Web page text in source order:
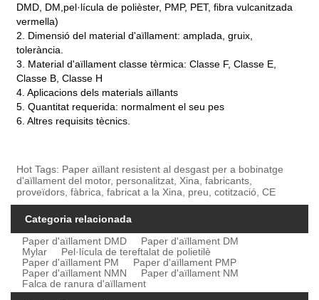
DMD, DM, pel·lícula de polièster, PMP, PET, fibra vulcanitzada
vermella)
2. Dimensió del material d'aïllament: amplada, gruix,
tolerància.
3. Material d'aïllament classe tèrmica: Classe F, Classe E,
Classe B, Classe H
4. Aplicacions dels materials aïllants
5. Quantitat requerida: normalment el seu pes
6. Altres requisits tècnics.
Hot Tags: Paper aïllant resistent al desgast per a bobinatge
d'aïllament del motor, personalitzat, Xina, fabricants,
proveïdors, fàbrica, fabricat a la Xina, preu, cotització, CE
Categoria relacionada
Paper d'aïllament DMD
Paper d'aïllament DM
Mylar
Pel·lícula de tereftalat de polietilè
Paper d'aïllament PM
Paper d'aïllament PMP
Paper d'aïllament NMN
Paper d'aïllament NM
Falca de ranura d'aïllament